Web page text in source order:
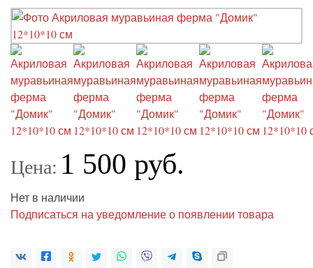
Цена: 1 500 руб.
Нет в наличии
Подписаться на уведомление о появлении товара